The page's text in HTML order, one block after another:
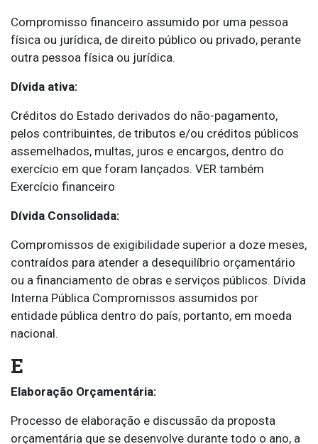
Compromisso financeiro assumido por uma pessoa
física ou jurídica, de direito público ou privado, perante
outra pessoa física ou jurídica.
Dívida ativa:
Créditos do Estado derivados do não-pagamento,
pelos contribuintes, de tributos e/ou créditos públicos
assemelhados, multas, juros e encargos, dentro do
exercício em que foram lançados. VER também
Exercício financeiro
Dívida Consolidada:
Compromissos de exigibilidade superior a doze meses,
contraídos para atender a desequilíbrio orçamentário
ou a financiamento de obras e serviços públicos. Dívida
Interna Pública Compromissos assumidos por
entidade pública dentro do país, portanto, em moeda
nacional.
E
Elaboração Orçamentária:
Processo de elaboração e discussão da proposta
orçamentária que se desenvolve durante todo o ano, a